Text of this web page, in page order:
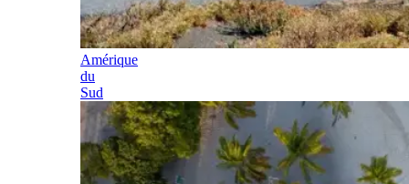
Amérique
du
Sud